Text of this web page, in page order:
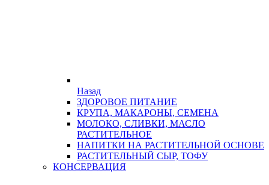
Назад
ЗДОРОВОЕ ПИТАНИЕ
КРУПА, МАКАРОНЫ, СЕМЕНА
МОЛОКО, СЛИВКИ, МАСЛО
РАСТИТЕЛЬНОЕ
НАПИТКИ НА РАСТИТЕЛЬНОЙ ОСНОВЕ
РАСТИТЕЛЬНЫЙ СЫР, ТОФУ
КОНСЕРВАЦИЯ